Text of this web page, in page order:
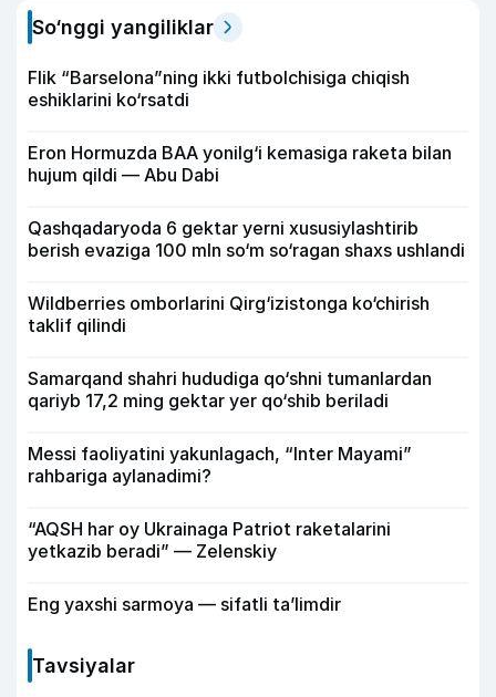
So‘nggi yangiliklar
Flik “Barselona”ning ikki futbolchisiga chiqish
eshiklarini ko‘rsatdi
Eron Hormuzda BAA yonilg‘i kemasiga raketa bilan
hujum qildi — Abu Dabi
Qashqadaryoda 6 gektar yerni xususiylashtirib
berish evaziga 100 mln so‘m so‘ragan shaxs ushlandi
Wildberries omborlarini Qirg‘izistonga ko‘chirish
taklif qilindi
Samarqand shahri hududiga qo‘shni tumanlardan
qariyb 17,2 ming gektar yer qo‘shib beriladi
Messi faoliyatini yakunlagach, “Inter Mayami”
rahbariga aylanadimi?
“AQSH har oy Ukrainaga Patriot raketalarini
yetkazib beradi” — Zelenskiy
Eng yaxshi sarmoya — sifatli ta’limdir
Tavsiyalar